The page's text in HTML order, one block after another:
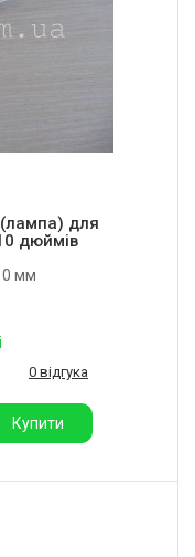
для
дюймів
мм
0 відгука
Купити